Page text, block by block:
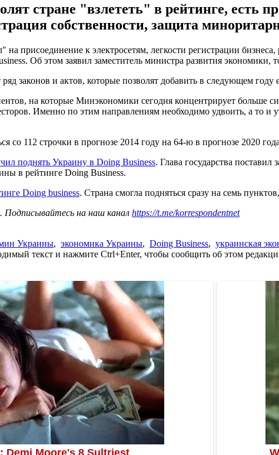
стране "взлететь" в рейтинге, есть
собственности, защита
присоединение к электросетям, легкости регистрации
Об этом заявил заместитель министра развития экономики,
законов и актов, которые позволят добавить в следующем
на которые Минэкономики сегодня концентрирует больше
Именно по этим направлениям необходимо удвоить, а то
со 112 строчки в прогнозе 2014 году на 64-ю в прогнозе 2020
поднять Украину в Doing Business. Глава государства поставил
в рейтинге Doing Business.
Doing business. Страна смогла подняться сразу на семь
Подписывайтесь на наш канал https://t.me/korrespondentnet
Украины, экономика Украины, Doing Business, украинская
текст и нажмите Ctrl+Enter, чтобы сообщить об этом